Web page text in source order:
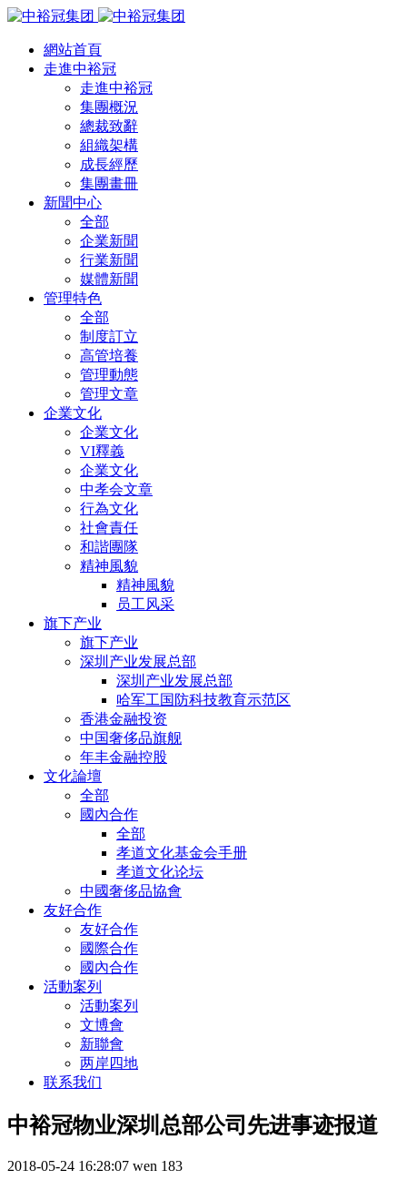
網站首頁
走進中裕冠
走進中裕冠
集團概況
總裁致辭
組織架構
成長經歷
集團畫冊
新聞中心
全部
企業新聞
行業新聞
媒體新聞
管理特色
全部
制度訂立
高管培養
管理動態
管理文章
企業文化
企業文化
VI釋義
企業文化
中孝会文章
行為文化
社會責任
和諧團隊
精神風貌
精神風貌
员工风采
旗下产业
旗下产业
深圳产业发展总部
深圳产业发展总部
哈军工国防科技教育示范区
香港金融投资
中国奢侈品旗舰
年丰金融控股
文化論壇
全部
國內合作
全部
孝道文化基金会手册
孝道文化论坛
中國奢侈品協會
友好合作
友好合作
國際合作
國內合作
活動案列
活動案列
文博會
新聯會
两岸四地
联系我们
中裕冠物业深圳总部公司先进事迹报道
2018-05-24 16:28:07 wen 183